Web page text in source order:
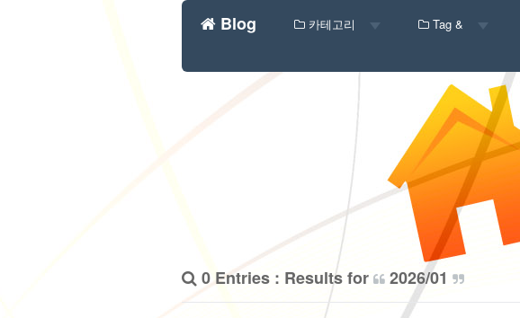
Blog 카테고리 Tag &
0 Entries : Results for 2026/01